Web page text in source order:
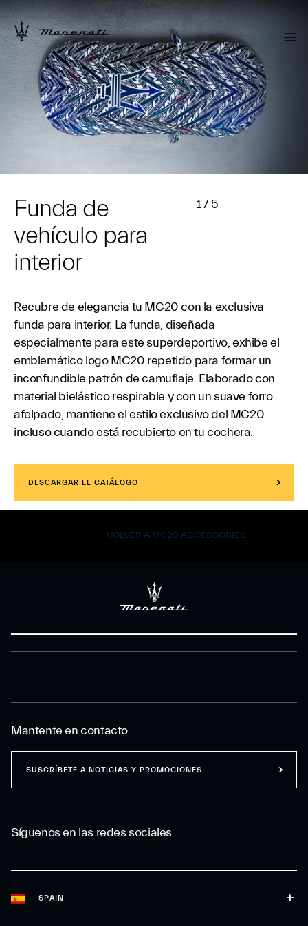
Funda de
vehículo para
interior
1/5
Recubre de elegancia tu MC20 con la exclusiva
funda para interior. La funda, diseñada
especialmente para este superdeportivo, exhibe el
emblemático logo MC20 repetido para formar un
inconfundible patrón de camuflaje. Elaborado con
material bielástico respirable y con un suave forro
afelpado, mantiene el estilo exclusivo del MC20
incluso cuando está recubierto en tu cochera.
DESCARGAR EL CATÁLOGO
VOLVER A MC20 ACCESSORIES
SPAIN
Síguenos en las redes sociales
Mantente en contacto
SUSCRÍBETE A NOTICIAS Y PROMOCIONES